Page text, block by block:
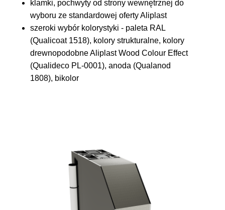
klamki, pochwyty od strony wewnętrznej do
wyboru ze standardowej oferty Aliplast
szeroki wybór kolorystyki - paleta RAL
(Qualicoat 1518), kolory strukturalne, kolory
drewnopodobne Aliplast Wood Colour Effect
(Qualideco PL-0001), anoda (Qualanod
1808), bikolor